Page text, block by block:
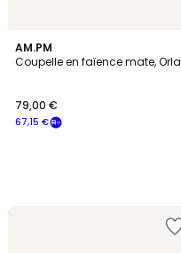
AM.PM
Coupelle en faïence mate, Orla
67,15 €
79,00 €